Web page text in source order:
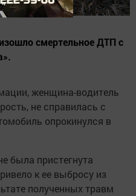
смертельное ДТП с
женщина-водитель
не справилась с
опрокинулся в
была пристегнута
к ее выбросу из
полученных травм